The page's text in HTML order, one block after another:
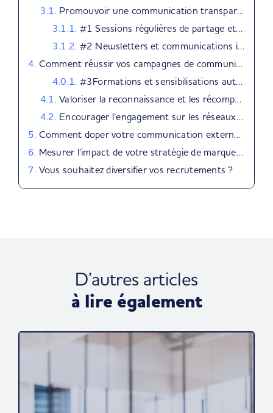
Promouvoir une communication transparente et inclusive
#1 Sessions régulières de partage et de feedback
#2 Newsletters et communications internes
Comment réussir vos campagnes de communication ?
#3Formations et sensibilisations autour des sujets d’inclusion
Valoriser la reconnaissance et les récompenses
Encourager l’engagement sur les réseaux sociaux
Comment doper votre communication externe ?
Mesurer l’impact de votre stratégie de marque employeur
Vous souhaitez diversifier vos recrutements ?
D’autres articles
à lire également